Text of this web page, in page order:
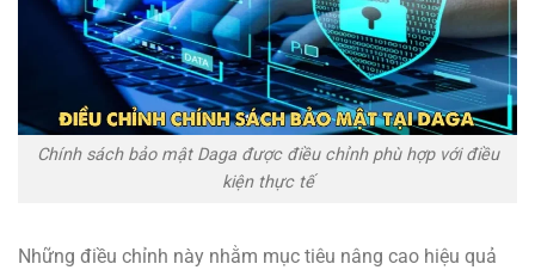
Chính sách bảo mật Daga được điều chỉnh phù hợp với điều
kiện thực tế
Những điều chỉnh này nhằm mục tiêu nâng cao hiệu quả